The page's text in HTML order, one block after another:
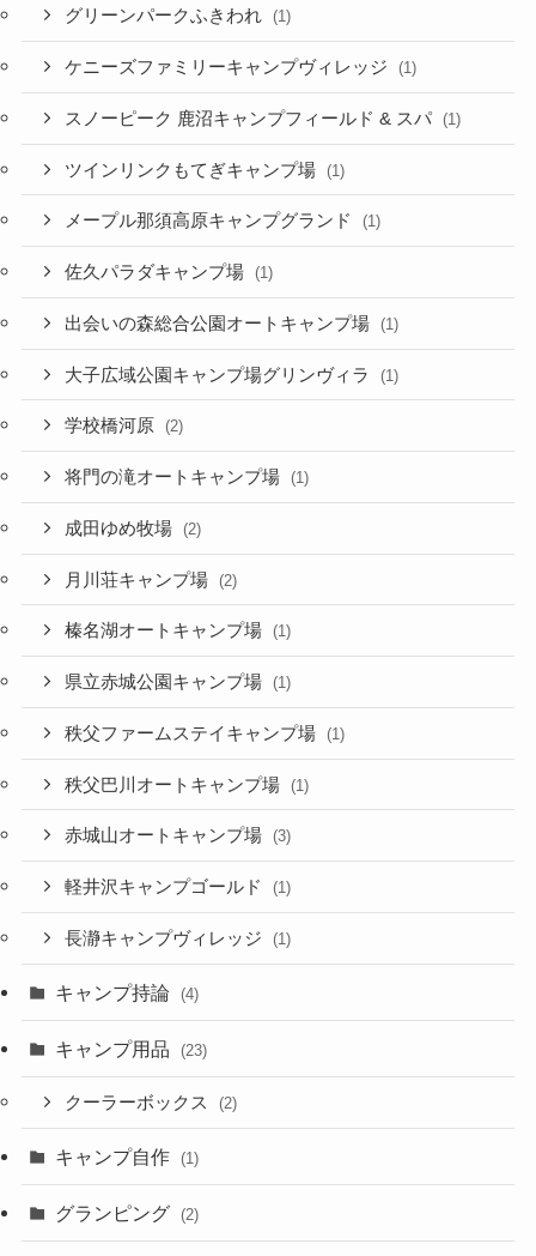
グリーンパークふきわれ (1)
ケニーズファミリーキャンプヴィレッジ (1)
スノーピーク 鹿沼キャンプフィールド & スパ (1)
ツインリンクもてぎキャンプ場 (1)
メープル那須高原キャンプグランド (1)
佐久パラダキャンプ場 (1)
出会いの森総合公園オートキャンプ場 (1)
大子広域公園キャンプ場グリンヴィラ (1)
学校橋河原 (2)
将門の滝オートキャンプ場 (1)
成田ゆめ牧場 (2)
月川荘キャンプ場 (2)
榛名湖オートキャンプ場 (1)
県立赤城公園キャンプ場 (1)
秩父ファームステイキャンプ場 (1)
秩父巴川オートキャンプ場 (1)
赤城山オートキャンプ場 (3)
軽井沢キャンプゴールド (1)
長瀞キャンプヴィレッジ (1)
キャンプ持論 (4)
キャンプ用品 (23)
クーラーボックス (2)
キャンプ自作 (1)
グランピング (2)